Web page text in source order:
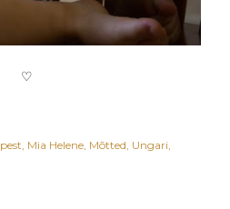
♡
Mia Helene Mõtted Ungari